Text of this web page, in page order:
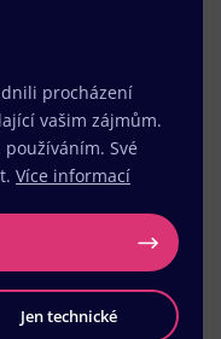
procházení
vašim zájmům.
Své
Více informací
Jen technické